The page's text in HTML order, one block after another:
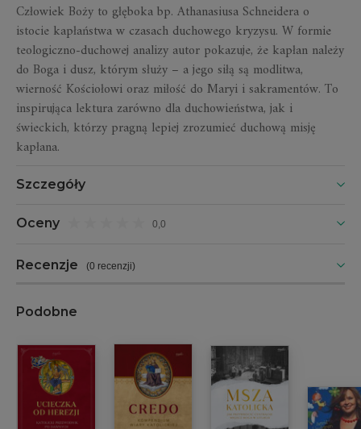
Człowiek Boży to głęboka bp. Athanasiusa Schneidera o
istocie kapłaństwa w czasach duchowego kryzysu. W formie
teologiczno-duchowej analizy autor pokazuje, że kapłan należy
do Boga i dusz, którym służy – a jego siłą są modlitwa,
wierność Kościołowi oraz miłość do Maryi i sakramentów. To
inspirująca lektura zarówno dla duchowieństwa, jak i
świeckich, którzy pragną lepiej zrozumieć duchową misję
kapłana.
Szczegóły
Oceny 0,0
Recenzje (0 recenzji)
Podobne